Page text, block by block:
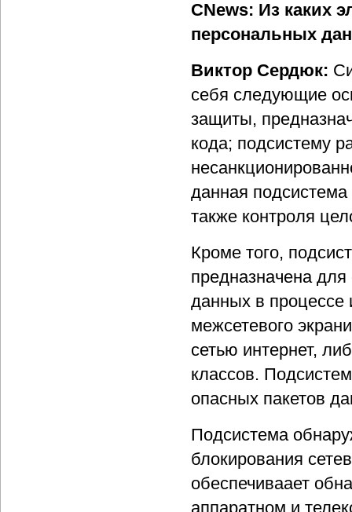
CNews: Из каких
персональных
Виктор Сердюк:
себя следующие
защиты,
кода; подсистему
данная
также контроля
Кроме того,
предназначена
данных в процессе
межсетевого
сетью интернет,
классов.
опасных пакетов
Подсистема
блокирования
обеспечиваает
аппаратном и